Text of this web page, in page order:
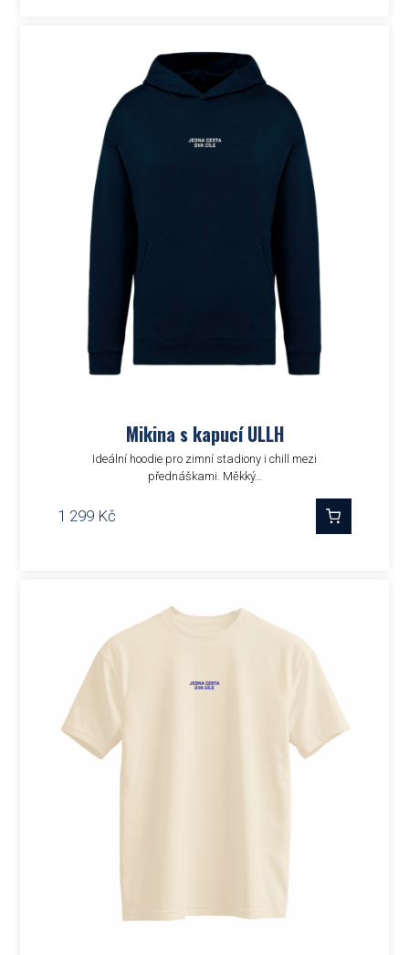
Mikina s kapucí ULLH
Ideální hoodie pro zimní stadiony i chill mezi
přednáškami. Měkký…
1 299Kč